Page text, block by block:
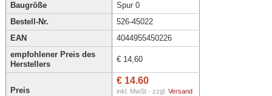
Baugröße
Spur 0
Bestell-Nr.
526-45022
EAN
4044955450226
empfohlener Preis des
Herstellers
€ 14,60
Preis
€ 14.60
inkl. MwSt - zzgl. Versand